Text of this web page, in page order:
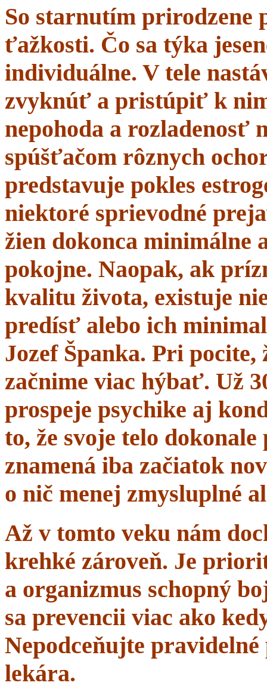
So starnutím prirodzene
ťažkosti. Čo sa týka
individuálne. V tele
zvyknúť a pristúpiť k
nepohoda a
spúšťačom rôznych
predstavuje pokles
niektoré sprievodné
žien dokonca minimálne
pokojne. Naopak, ak
kvalitu života, existuje
predísť alebo ich
Jozef Španka. Pri
začnime viac hýbať. Už
prospeje psychike aj
to, že svoje telo dokonale
znamená iba začiatok
o nič menej zmysluplné
Až v tomto veku nám
krehké zároveň. Je
a organizmus schopný
sa prevencii viac ako
Nepodceňujte
lekára.